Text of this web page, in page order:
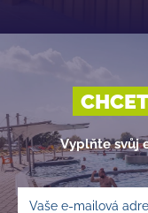
Vyplňte svůj